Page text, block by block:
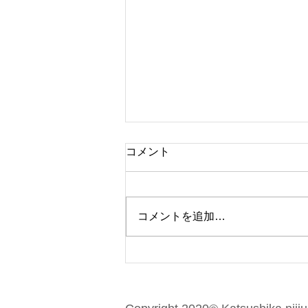
泌尿器科診察
６月8日より東京女子医大から泌
になる症状がある方は是非ご来
ださい。
コメント
コメントを追加…